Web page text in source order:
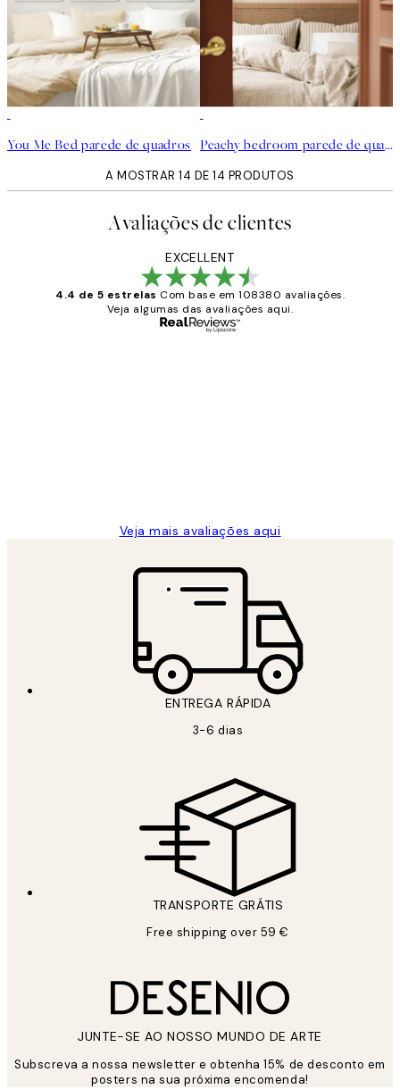
You Me Bed parede de quadros Peachy bedroom parede de quadros
A MOSTRAR 14 DE 14 PRODUTOS
Avaliações de clientes
EXCELLENT
4.4 de 5 estrelas Com base em 108380 avaliações.
Veja algumas das avaliações aqui.
Veja mais avaliações aqui
ENTREGA RÁPIDA
3-6 dias
TRANSPORTE GRÁTIS
Free shipping over 59 €
JUNTE-SE AO NOSSO MUNDO DE ARTE
Subscreva a nossa newsletter e obtenha 15% de desconto em
posters na sua próxima encomenda!